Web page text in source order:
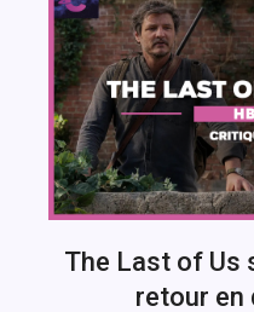
The Last of Us
retour en